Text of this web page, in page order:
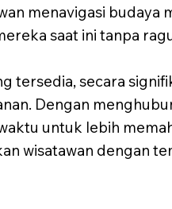
menavigasi budaya
saat ini tanpa
tersedia, secara
Dengan
untuk lebih
wisatawan dengan